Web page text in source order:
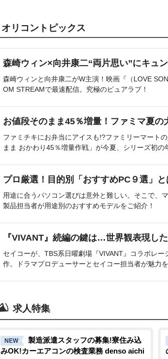
オリコントピックス
森崎ウィン×向井康二“両片思い”にキュ
森崎ウィンと向井康二がW主演！映画『（LOVE
OM STREAMで最速配信。究極のピュアラブ！
お値段そのまま45％増量！ファミマ夏の
ファミチキにお弁当にアイスも!?ファミリーマート
まま おかわり45％増量作戦」が今夏、シリーズ初の
プロ厳選！目的別「おすすめPC９選」と
用途に合うパソコン選びは意外と難しい。そこで、
製品担当者が用途別のおすすめモデルをご紹介！
『VIVANT』続編の鍵は…世界観表現し
セイコーが、TBS系日曜劇場『VIVANT』コラボレー
作。ドラマプロデューサーとセイコー担当者が魅力を
求人特集
NEW
製造派遣スタッフの募集!寮住み込
みOK!カーエアコンの検査業務 denso aichi